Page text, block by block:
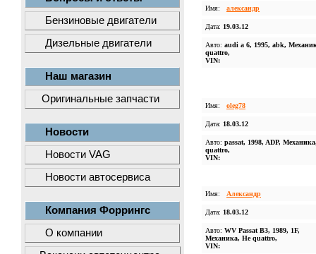
Бензиновые двигатели
Дизельные двигатели
Наш магазин
Оригинальные запчасти
Новости
Новости VAG
Новости автосервиса
Компания Форрингс
О компании
Имя: александр
Дата: 19.03.12
Авто: audi a 6, 1995, abk,
quattro,
VIN:
Имя: oleg78
Дата: 18.03.12
Авто: passat, 1998, ADP,
quattro,
VIN:
Имя: Александр
Дата: 18.03.12
Авто: WV Passat B3, 1989, 1F,
Механика, Не quattro,
VIN: